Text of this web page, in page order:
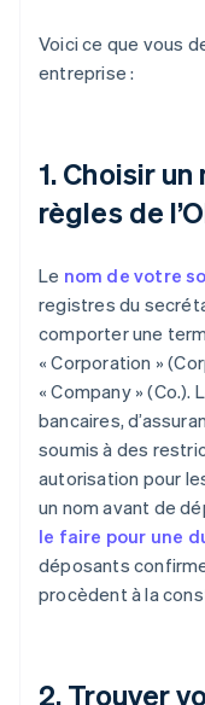
Voici ce que vous
entreprise :
1. Choisir
règles de
Le nom de votre
registres du
comporter une
« Corporation »
« Company »
bancaires,
soumis à des
autorisation pour
un nom avant de
le faire pour une
déposants
procèdent à la
2. Trouver